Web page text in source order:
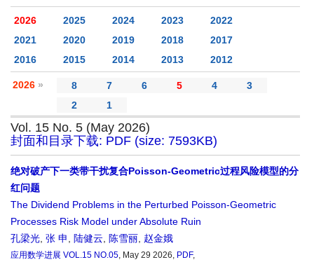
2026 2025 2024 2023
2022
2021
2020 2019 2018
2017
2016
2015 2014 2013 2012
2026 » 8 7 6 5 4
3
2
1
Vol. 15 No. 5 (May 2026)
封面和目录下载: PDF (size: 7593KB)
绝对破产下一类带干扰复合Poisson-Geometric过程风险模型的分
红问题
The Dividend Problems in the Perturbed Poisson-Geometric
Processes Risk Model under Absolute Ruin
孔梁光 张 申 陆健云 陈雪丽 赵金娥
应用数学进展 VOL.15 NO.05 , May 29 2026, PDF,